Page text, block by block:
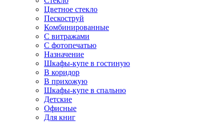
Цветное стекло
Пескоструй
Комбинированные
С витражами
С фотопечатью
Назначение
Шкафы-купе в гостиную
В коридор
В прихожую
Шкафы-купе в спальню
Детские
Офисные
Для книг